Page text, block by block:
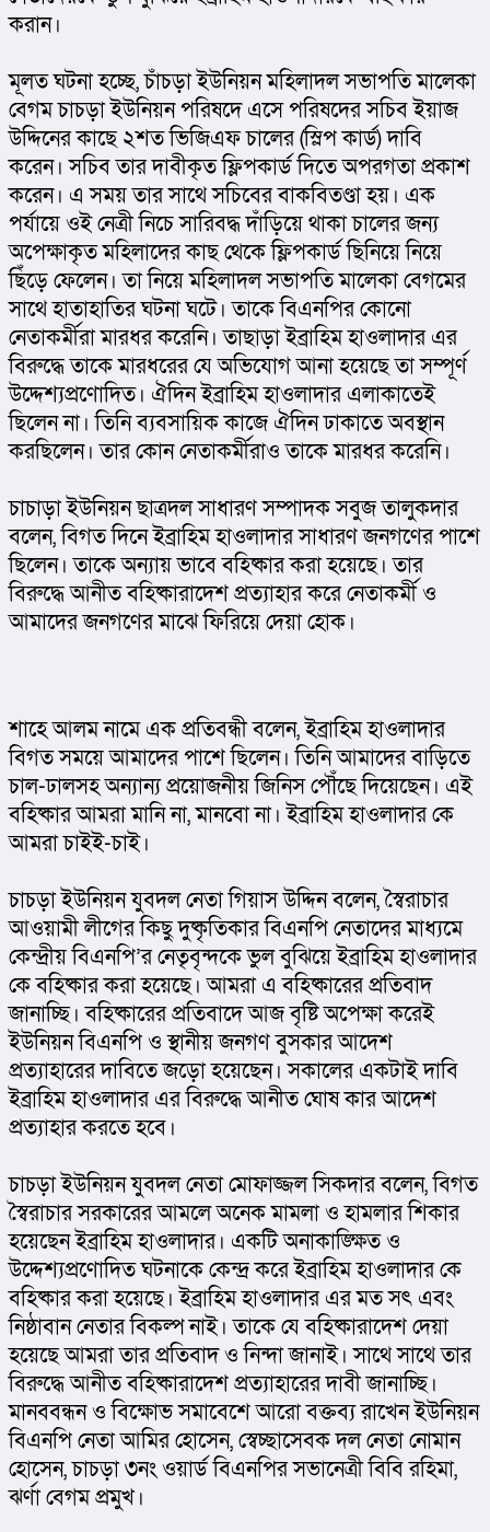
করান।
মূলত ঘটনা হচ্ছে, চাঁচড়া ইউনিয়ন মহিলাদল সভাপতি মালেকা
বেগম চাচড়া ইউনিয়ন পরিষদে এসে পরিষদের সচিব ইয়াজ
উদ্দিনের কাছে ২শত ভিজিএফ চালের (স্লিপ কার্ড) দাবি
করেন। সচিব তার দাবীকৃত ফ্লিপকার্ড দিতে অপরগতা প্রকাশ
করেন। এ সময় তার সাথে সচিবের বাকবিতণ্ডা হয়। এক
পর্যায়ে ওই নেত্রী নিচে সারিবদ্ধ দাঁড়িয়ে থাকা চালের জন্য
অপেক্ষাকৃত মহিলাদের কাছ থেকে ফ্লিপকার্ড ছিনিয়ে নিয়ে
ছিঁড়ে ফেলেন। তা নিয়ে মহিলাদল সভাপতি মালেকা বেগমের
সাথে হাতাহাতির ঘটনা ঘটে। তাকে বিএনপির কোনো
নেতাকর্মীরা মারধর করেনি। তাছাড়া ইব্রাহিম হাওলাদার এর
বিরুদ্ধে তাকে মারধরের যে অভিযোগ আনা হয়েছে তা সম্পূর্ণ
উদ্দেশ্যপ্রণোদিত। ঐদিন ইব্রাহিম হাওলাদার এলাকাতেই
ছিলেন না। তিনি ব্যবসায়িক কাজে ঐদিন ঢাকাতে অবস্থান
করছিলেন। তার কোন নেতাকর্মীরাও তাকে মারধর করেনি।
চাচাড়া ইউনিয়ন ছাত্রদল সাধারণ সম্পাদক সবুজ তালুকদার
বলেন, বিগত দিনে ইব্রাহিম হাওলাদার সাধারণ জনগণের পাশে
ছিলেন। তাকে অন্যায় ভাবে বহিষ্কার করা হয়েছে। তার
বিরুদ্ধে আনীত বহিষ্কারাদেশ প্রত্যাহার করে নেতাকর্মী ও
আমাদের জনগণের মাঝে ফিরিয়ে দেয়া হোক।
শাহে আলম নামে এক প্রতিবন্ধী বলেন, ইব্রাহিম হাওলাদার
বিগত সময়ে আমাদের পাশে ছিলেন। তিনি আমাদের বাড়িতে
চাল-ঢালসহ অন্যান্য প্রয়োজনীয় জিনিস পৌঁছে দিয়েছেন। এই
বহিষ্কার আমরা মানি না, মানবো না। ইব্রাহিম হাওলাদার কে
আমরা চাইই-চাই।
চাচড়া ইউনিয়ন যুবদল নেতা গিয়াস উদ্দিন বলেন, স্বৈরাচার
আওয়ামী লীগের কিছু দুষ্কৃতিকার বিএনপি নেতাদের মাধ্যমে
কেন্দ্রীয় বিএনপি’র নেতৃবৃন্দকে ভুল বুঝিয়ে ইব্রাহিম হাওলাদার
কে বহিষ্কার করা হয়েছে। আমরা এ বহিষ্কারের প্রতিবাদ
জানাচ্ছি। বহিষ্কারের প্রতিবাদে আজ বৃষ্টি অপেক্ষা করেই
ইউনিয়ন বিএনপি ও স্থানীয় জনগণ বুসকার আদেশ
প্রত্যাহারের দাবিতে জড়ো হয়েছেন। সকালের একটাই দাবি
ইব্রাহিম হাওলাদার এর বিরুদ্ধে আনীত ঘোষ কার আদেশ
প্রত্যাহার করতে হবে।
চাচড়া ইউনিয়ন যুবদল নেতা মোফাজ্জল সিকদার বলেন, বিগত
স্বৈরাচার সরকারের আমলে অনেক মামলা ও হামলার শিকার
হয়েছেন ইব্রাহিম হাওলাদার। একটি অনাকাঙ্ক্ষিত ও
উদ্দেশ্যপ্রণোদিত ঘটনাকে কেন্দ্র করে ইব্রাহিম হাওলাদার কে
বহিষ্কার করা হয়েছে। ইব্রাহিম হাওলাদার এর মত সৎ এবং
নিষ্ঠাবান নেতার বিকল্প নাই। তাকে যে বহিষ্কারাদেশ দেয়া
হয়েছে আমরা তার প্রতিবাদ ও নিন্দা জানাই। সাথে সাথে তার
বিরুদ্ধে আনীত বহিষ্কারাদেশ প্রত্যাহারের দাবী জানাচ্ছি।
মানববন্ধন ও বিক্ষোভ সমাবেশে আরো বক্তব্য রাখেন ইউনিয়ন
বিএনপি নেতা আমির হোসেন, স্বেচ্ছাসেবক দল নেতা নোমান
হোসেন, চাচড়া ৩নং ওয়ার্ড বিএনপির সভানেত্রী বিবি রহিমা,
ঝর্ণা বেগম প্রমুখ।